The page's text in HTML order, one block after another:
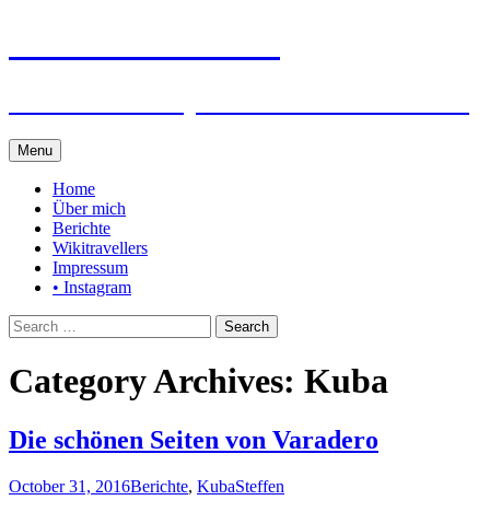
Menu Skip
to
content
Home
Über mich
Berichte
Wikitravellers
Impressum
• Instagram
Search
for:
Category Archives: Kuba
Die schönen Seiten von Varadero
October 31, 2016Berichte, KubaSteffen